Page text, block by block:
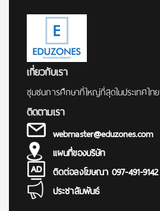
เกี่ยวกับเรา
ชุมชนการศึกษาที่ใหญ่ที่สุดในประเทศไทย
ติดตามเรา
webmaster@eduzones.com
แผนที่ของบริษัท
ติดต่อลงโฆษณา 097-491-9142
ประชาสัมพันธ์